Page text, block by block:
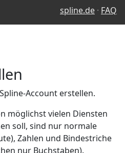
spline.de FAQ
Account erstellen.
möglichst vielen Diensten
soll, sind nur normale
Zahlen und Bindestriche
nur Buchstaben).